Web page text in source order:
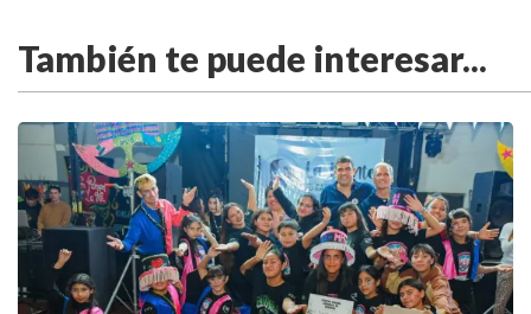
También te puede interesar...